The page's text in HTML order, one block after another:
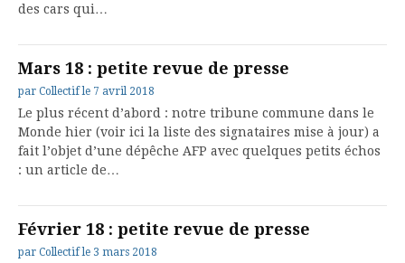
des cars qui…
Mars 18 : petite revue de presse
par Collectif le 7 avril 2018
Le plus récent d’abord : notre tribune commune dans le
Monde hier (voir ici la liste des signataires mise à jour) a
fait l’objet d’une dépêche AFP avec quelques petits échos
: un article de…
Février 18 : petite revue de presse
par Collectif le 3 mars 2018